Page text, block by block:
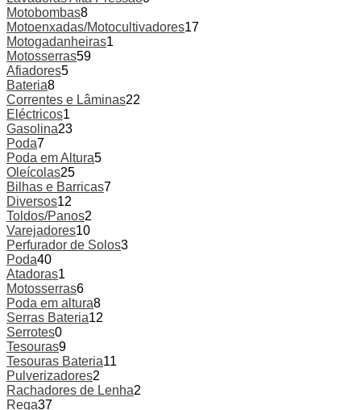
Motobombas8
Motoenxadas/Motocultivadores17
Motogadanheiras1
Motosserras59
Afiadores5
Bateria8
Correntes e Lâminas22
Eléctricos1
Gasolina23
Poda7
Poda em Altura5
Oleícolas25
Bilhas e Barricas7
Diversos12
Toldos/Panos2
Varejadores10
Perfurador de Solos3
Poda40
Atadoras1
Motosserras6
Poda em altura8
Serras Bateria12
Serrotes0
Tesouras9
Tesouras Bateria11
Pulverizadores2
Rachadores de Lenha2
Rega37